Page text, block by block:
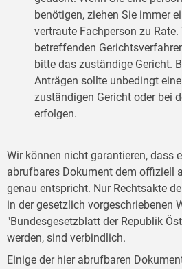
benötigen, ziehen Sie immer
vertraute Fachperson zu
betreffenden
bitte das zuständige Gericht.
Anträgen sollte unbedingt
zuständigen Gericht oder bei
erfolgen.
Wir können nicht garantieren, dass
abrufbares Dokument dem offiziell
genau entspricht. Nur Rechtsakte
in der gesetzlich vorgeschriebenen
"Bundesgesetzblatt der Republik
werden, sind verbindlich.
Einige der hier abrufbaren